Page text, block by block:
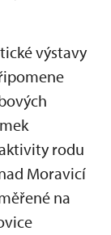
výstavy
rodu
Moravicí
na